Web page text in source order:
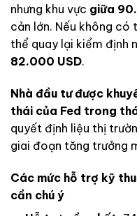
nhưng khu vực giữa
cản lớn. Nếu không
thể quay lại kiểm định
82.000 USD.
Nhà đầu tư được
thái của Fed trong
quyết định liệu thị
giai đoạn tăng trưởng
Các mức hỗ trợ kỹ
cần chú ý